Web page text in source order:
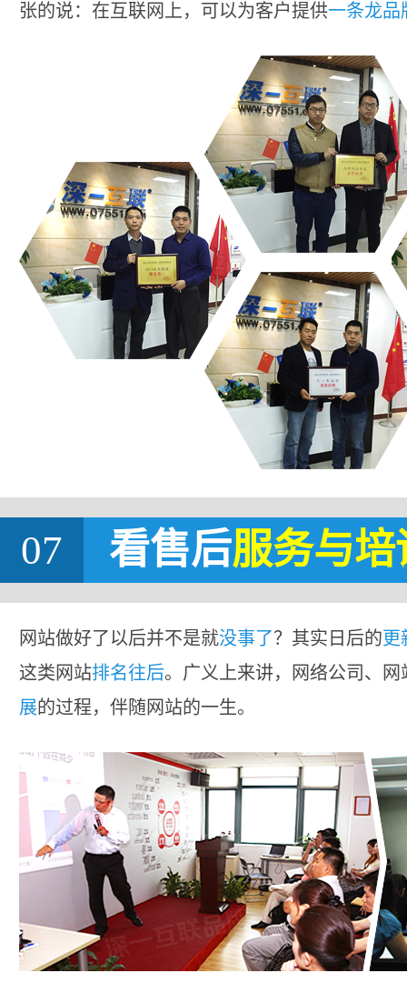
张的说：在互联网上，可以为客户提供一条龙品
07 看售后服务与培
网站做好了以后并不是就没事了？其实日后的更
这类网站排名往后。广义上来讲，网络公司、
展的过程，伴随网站的一生。